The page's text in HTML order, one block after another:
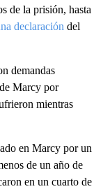
de la prisión, hasta
declaración del
demandas
Marcy por
mientras
en Marcy por un
de un año de
en un cuarto de